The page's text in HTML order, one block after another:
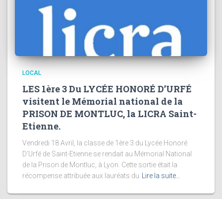
LOCAL
LES 1ère 3 Du LYCÉE HONORÉ D’URFÉ
visitent le Mémorial national de la
PRISON DE MONTLUC, la LICRA Saint-
Etienne.
Vendredi 18 Avril, la classe de 1ère 3 du Lycée Honoré
D’Urfé de Saint-Etienne se rendait au Mémorial National
de la Prison de Montluc, à Lyon. Cette sortie était la
récompense attribuée aux lauréats du
Lire la suite…